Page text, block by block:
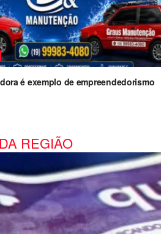
é exemplo de empreendedorismo
REGIÃO